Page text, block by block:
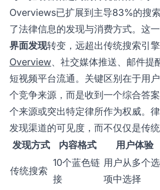
Overviews已扩展到主导83%的搜
了法律信息的发现与消费方式。这
界面发现转变，远超出传统搜索引
Overview、社交媒体推送、邮件提
短视频平台流通。关键区别在于用
个竞争来源，而是收到一个综合答
个来源或突出特定律所作为权威。
发现渠道的可见度，而不仅仅是传统
发现方式
内容格式 用户体验
传统搜索
10个蓝色链
接
用户从多个选
项中选择